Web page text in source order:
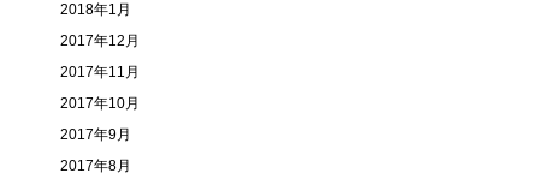
2018年1月
2017年12月
2017年11月
2017年10月
2017年9月
2017年8月